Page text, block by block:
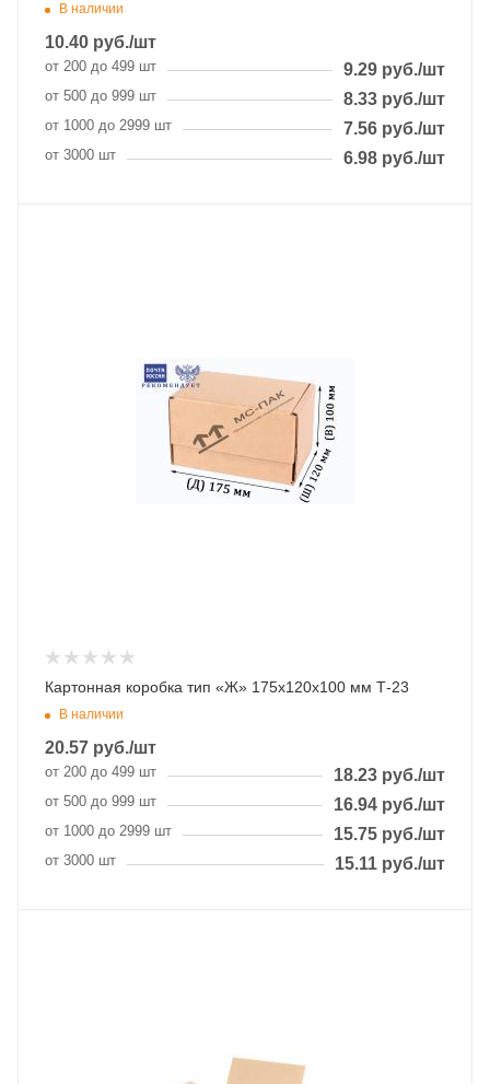
В наличии
10.40 руб./шт
от 200 до 499 шт 9.29 руб./шт
от 500 до 999 шт 8.33 руб./шт
от 1000 до 2999 шт 7.56 руб./шт
от 3000 шт 6.98 руб./шт
Картонная коробка тип «Ж» 175х120х100 мм Т-23
В наличии
20.57 руб./шт
от 200 до 499 шт 18.23 руб./шт
от 500 до 999 шт 16.94 руб./шт
от 1000 до 2999 шт 15.75 руб./шт
от 3000 шт 15.11 руб./шт